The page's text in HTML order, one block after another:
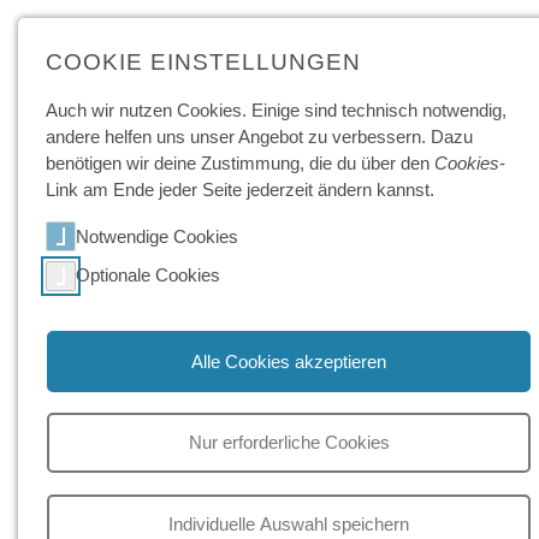
Mehr zum Thema "Fahrten"
BLOG
Mit Ski und Snowboard
Mehr als nur eine
Sprachreise - unser Trip
nach Japan
COOKIE EINSTELLUNGEN
Auch wir nutzen Cookies. Einige sind technisch not­wendig,
andere helfen uns unser Angebot zu ver­bessern. Dazu
benötigen wir deine Zu­stimmung, die du über den Cookies-
Link am Ende jeder Seite jeder­zeit ändern kannst.
Notwendige Cookies
Optionale Cookies
Alle Cookies akzeptieren
Nur erforderliche Cookies
Individuelle Auswahl speichern